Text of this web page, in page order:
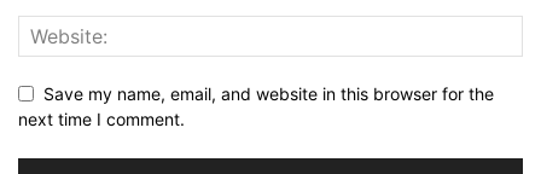
Save my name, email, and website in this browser for the
next time I comment.